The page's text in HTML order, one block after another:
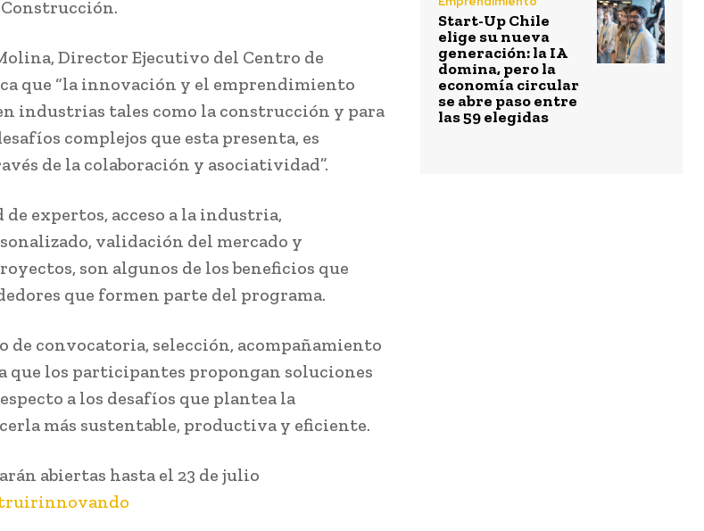
Director Ejecutivo del Centro de
que “la innovación y el emprendimiento
industrias tales como la construcción y para
complejos que esta presenta, es
de la colaboración y asociatividad”.
expertos, acceso a la industria,
validación del mercado y
son algunos de los beneficios que
que formen parte del programa.
de convocatoria, selección, acompañamiento
que los participantes propongan soluciones
a los desafíos que plantea la
más sustentable, productiva y eficiente.
abiertas hasta el 23 de julio
Start-Up Chile
elige su nueva
generación: la IA
domina, pero la
economía circular
se abre paso entre
las 59 elegidas